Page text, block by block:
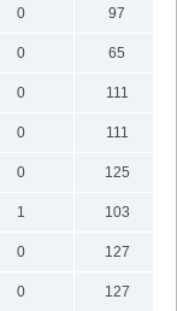
0
97
0
65
0
111
0
111
0
125
1
103
0
127
0
127